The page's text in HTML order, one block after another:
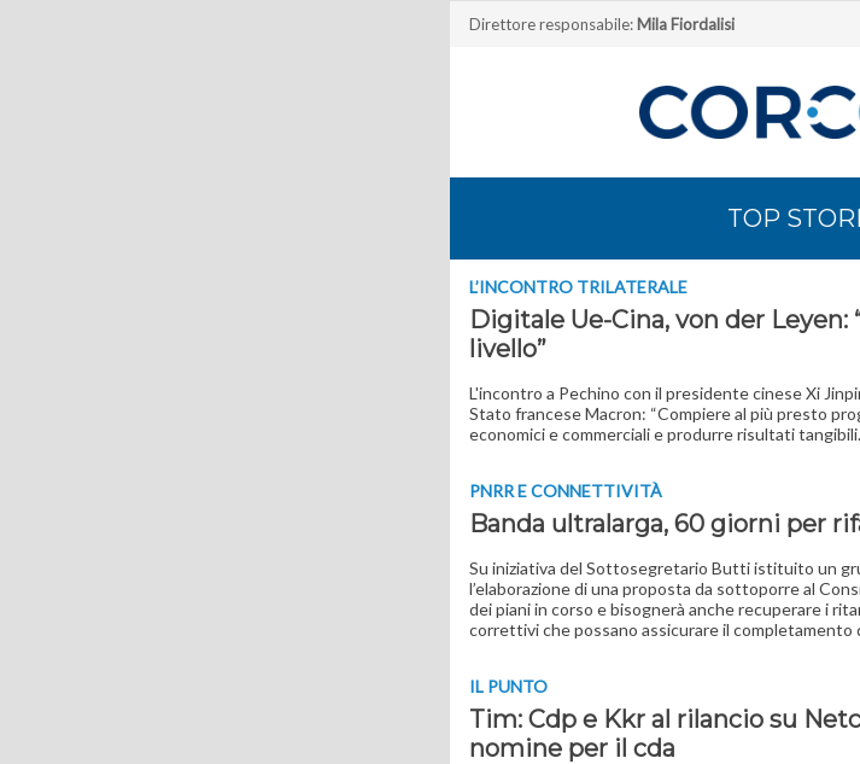
Direttore responsabile: Mila Fiordalisi
TOP
L’INCONTRO TRILATERALE
Digitale Ue-Cina, von der
livello”
L'incontro a Pechino con il presidente cinese Xi
Stato francese Macron: “Compiere al più presto
economici e commerciali e produrre risultati
PNRR E CONNETTIVITÀ
Banda ultralarga, 60 giorni per
Su iniziativa del Sottosegretario Butti istituito un
l’elaborazione di una proposta da sottoporre al
dei piani in corso e bisognerà anche recuperare i
correttivi che possano assicurare il
IL PUNTO
Tim: Cdp e Kkr al rilancio su
nomine per il cda